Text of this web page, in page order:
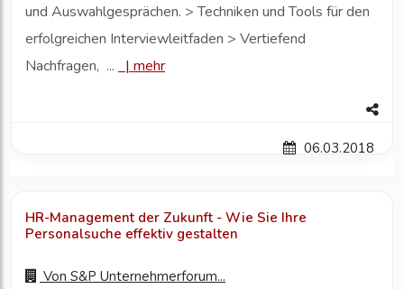
und Auswahlgesprächen. > Techniken und Tools für den
erfolgreichen Interviewleitfaden > Vertiefend
Nachfragen, ...
| mehr
06.03.2018
HR-Management der Zukunft - Wie Sie Ihre
Personalsuche effektiv gestalten
Von S&P Unternehmerforum...